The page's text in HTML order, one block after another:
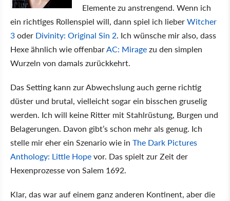
Elemente zu anstrengend. Wenn ich
ein richtiges Rollenspiel will, dann spiel ich lieberWitcher
3oder Divinity: Original Sin 2. Ich wünsche mir also, dass
Hexe ähnlich wie offenbarAC: Miragezu den simplen
Wurzeln von damals zurückkehrt.
Das Setting kann zur Abwechslung auch gerne richtig
düster und brutal, vielleicht sogar ein bisschen gruselig
werden. Ich will keine Ritter mit Stahlrüstung, Burgen und
Belagerungen. Davon gibt’s schon mehr als genug. Ich
stelle mir eher ein Szenario wie in The Dark Pictures
Anthology: Little Hopevor. Das spielt zur Zeit der
Hexenprozesse von Salem 1692.
Klar, das war auf einem ganz anderen Kontinent, aber die